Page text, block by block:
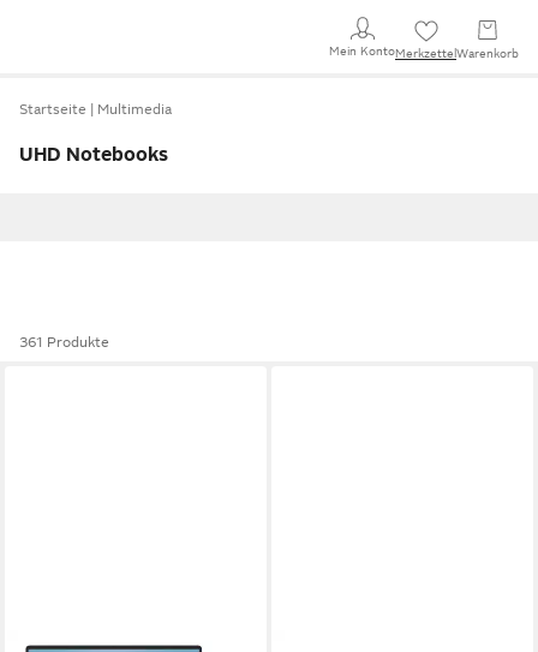
Mein KontoMerkzettel Warenkorb
Startseite Multimedia
UHD Notebooks
361 Produkte